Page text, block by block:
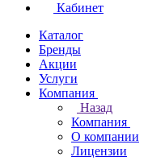
Кабинет
Каталог
Бренды
Акции
Услуги
Компания
Назад
Компания
О компании
Лицензии